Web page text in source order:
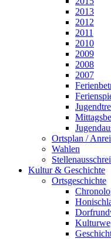
2013
2012
2011
2010
2009
2008
2007
Ortsplan /
Wahlen
Kultur & Geschichte
Ortsgeschichte